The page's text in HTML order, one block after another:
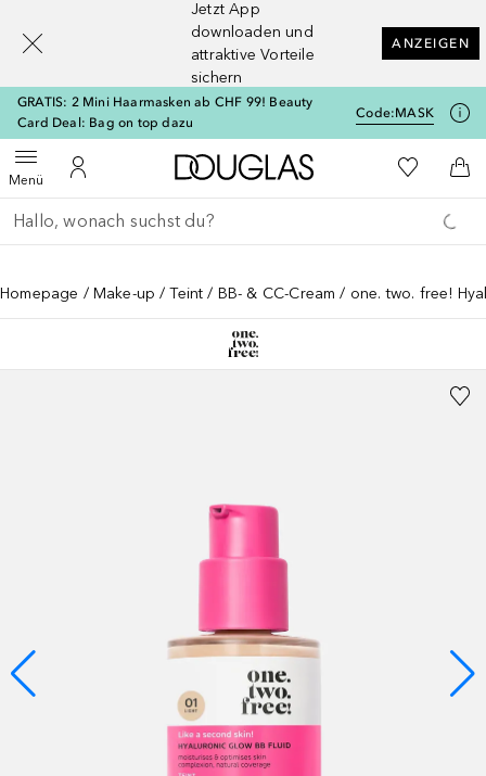
Jetzt App
downloaden und
attraktive Vorteile
sichern
ANZEIGEN
GRATIS: 2 Mini Haarmasken ab CHF 99! Beauty
Card Deal: Bag on top dazu
Code:MASK
MenüMenü öffnenZu Meinem Kundenkonto
Zur Douglas Startseite
Zu Meiner
Gehe zurück
Suche ausführen
Homepage Make-up Teint BB- & CC-Cream one. two. free!
[navigation.slideout.screenreader]